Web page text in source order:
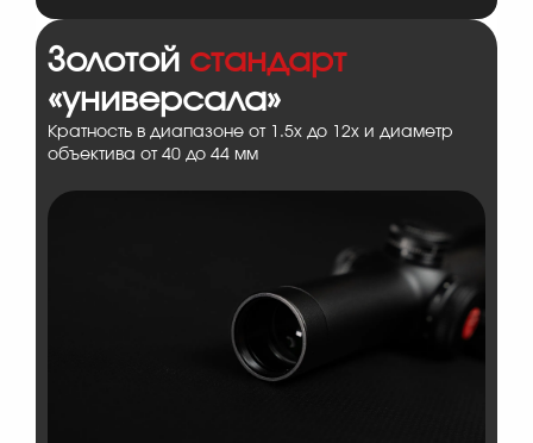
Золотой стандарт
«универсала»
Кратность в диапазоне от 1.5x до 12x и диаметр
объектива от 40 до 44 мм